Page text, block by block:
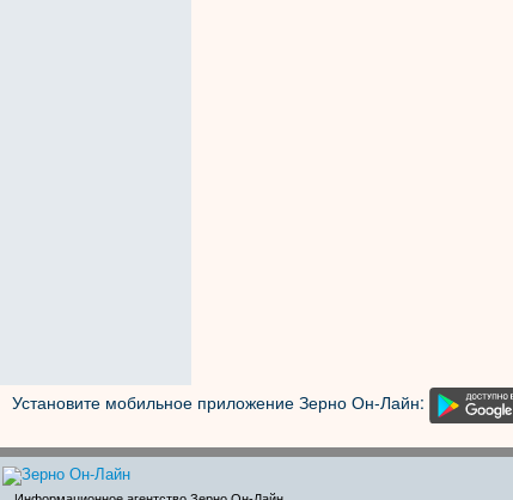
Установите мобильное приложение Зерно Он-Лайн: